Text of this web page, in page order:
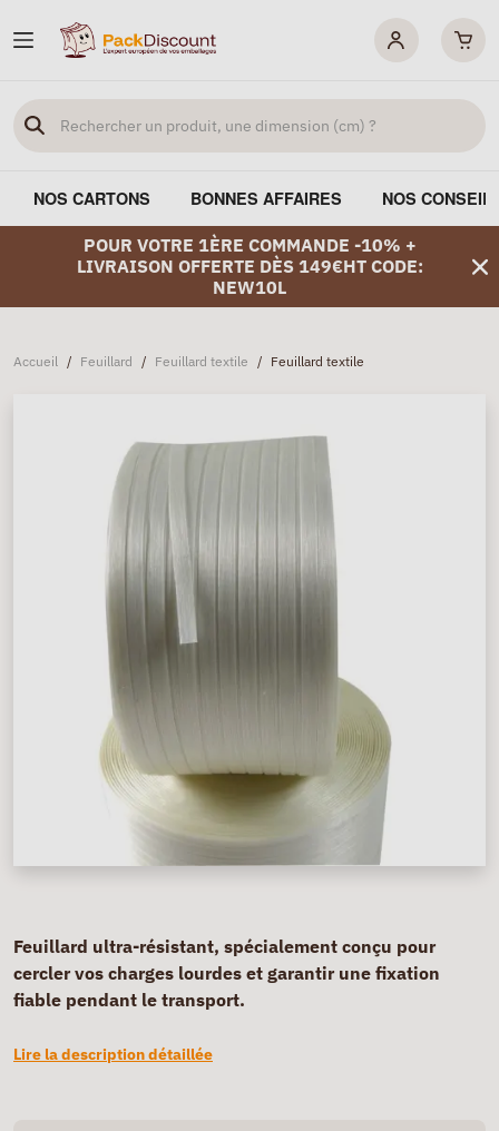
NOS CARTONS BONNES AFFAIRES NOS
POUR VOTRE 1ÈRE COMMANDE -10% +
LIVRAISON OFFERTE DÈS 149€HT CODE:
NEW10L
Accueil / Feuillard / Feuillard textile / Feuillard textile
Feuillard ultra-résistant, spécialement conçu pour
cercler vos charges lourdes et garantir une fixation
fiable pendant le transport.
Lire la description détaillée